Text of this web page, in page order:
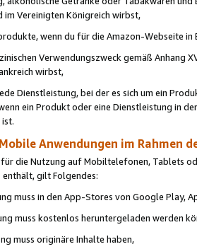
im Vereinigten Königreich wirbst,
wenn du für die Amazon-Webseite in
Verwendungszweck gemäß Anhang
wirbst,
Dienstleistung, bei der es sich um ein
ein Produkt oder eine Dienstleistung in
Anwendungen im Rahmen
für die Nutzung auf Mobiltelefonen, Tablets
enthält, gilt Folgendes:
muss in den App-Stores von Google Play,
muss kostenlos heruntergeladen werden
muss originäre Inhalte haben,